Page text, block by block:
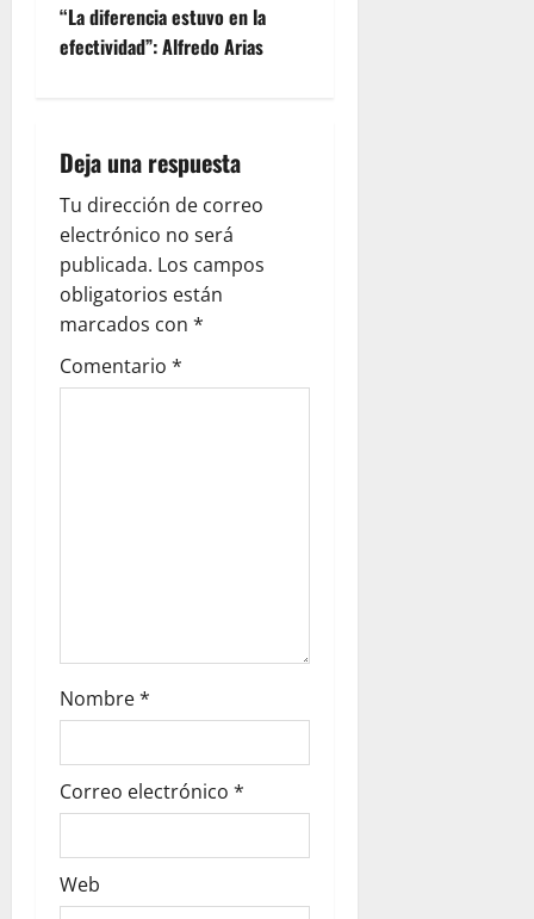
“La diferencia estuvo en la
efectividad”: Alfredo Arias
Deja una respuesta
Tu dirección de correo
electrónico no será
publicada. Los campos
obligatorios están
marcados con *
Comentario *
Nombre*
Correo electrónico *
Web